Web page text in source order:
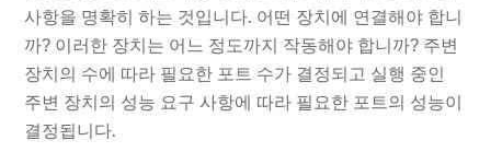
사항을 명확히 하는 것입니다. 어떤 장치에 연결해야 합니
까? 이러한 장치는 어느 정도까지 작동해야 합니까? 주변
장치의 수에 따라 필요한 포트 수가 결정되고 실행 중인
주변 장치의 성능 요구 사항에 따라 필요한 포트의 성능이
결정됩니다.